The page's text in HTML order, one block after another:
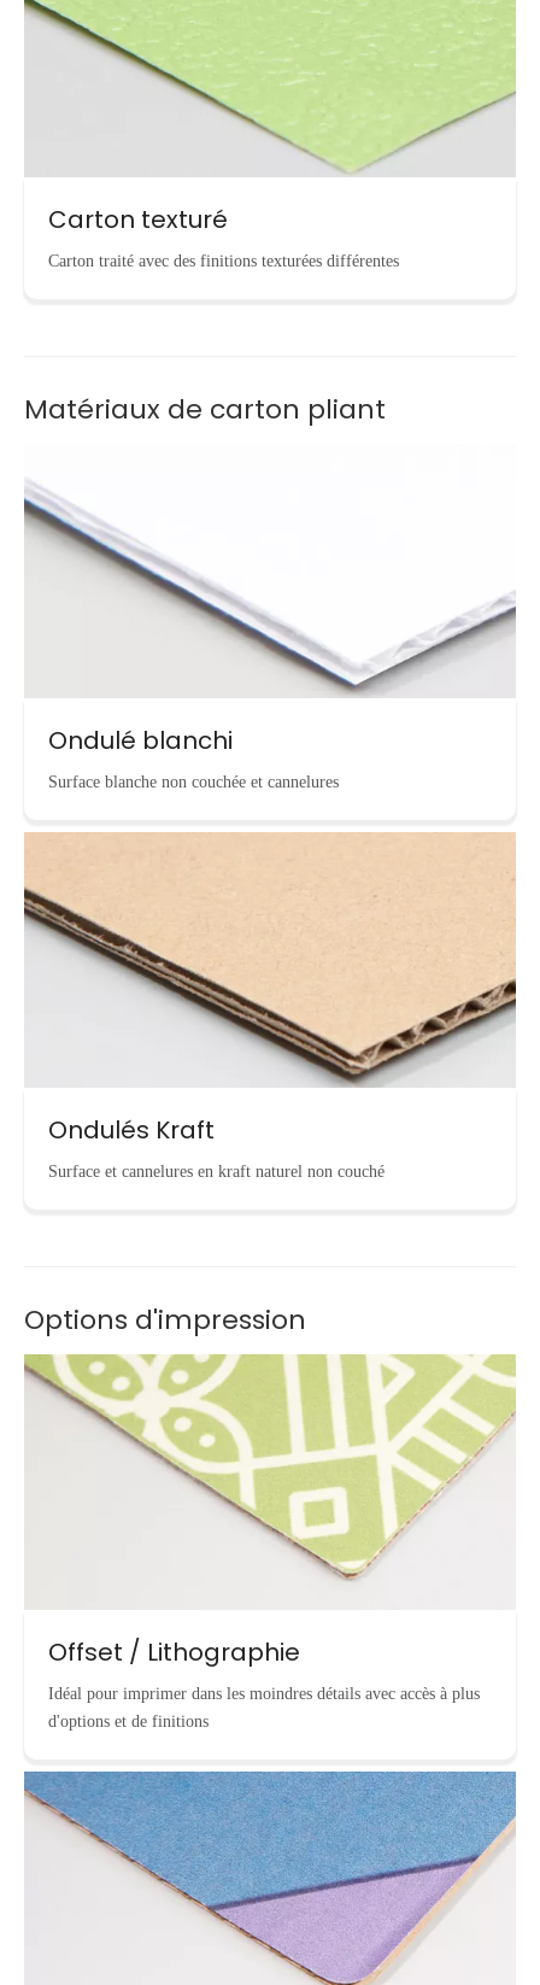
Carton texturé
Carton traité avec des finitions texturées différentes
Matériaux de carton pliant
Ondulé blanchi
Surface blanche non couchée et cannelures
Ondulés Kraft
Surface et cannelures en kraft naturel non couché
Options d'impression
Offset / Lithographie
Idéal pour imprimer dans les moindres détails avec accès à plus
d'options et de finitions